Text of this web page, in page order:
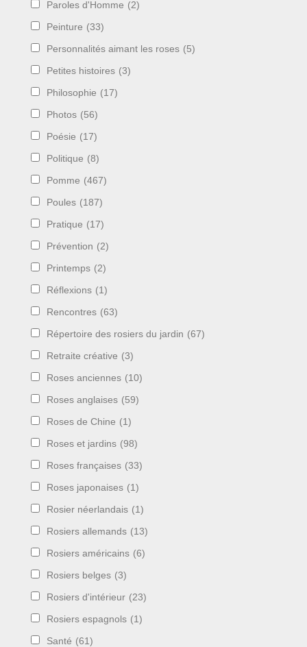
Paroles d'Homme (2)
Peinture (33)
Personnalités aimant les roses (5)
Petites histoires (3)
Philosophie (17)
Photos (56)
Poésie (17)
Politique (8)
Pomme (467)
Poules (187)
Pratique (17)
Prévention (2)
Printemps (2)
Réflexions (1)
Rencontres (63)
Répertoire des rosiers du jardin (67)
Retraite créative (3)
Roses anciennes (10)
Roses anglaises (59)
Roses de Chine (1)
Roses et jardins (98)
Roses françaises (33)
Roses japonaises (1)
Rosier néerlandais (1)
Rosiers allemands (13)
Rosiers américains (6)
Rosiers belges (3)
Rosiers d'intérieur (23)
Rosiers espagnols (1)
Santé (61)